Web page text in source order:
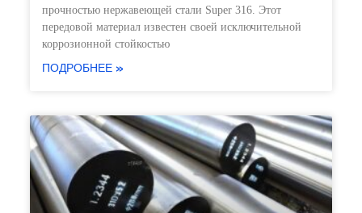
прочностью нержавеющей стали Super 316. Этот
передовой материал известен своей исключительной
коррозионной стойкостью
ПОДРОБНЕЕ »